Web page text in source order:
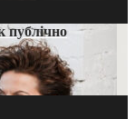
публічно